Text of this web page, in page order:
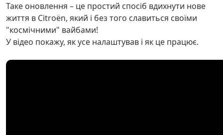
Таке оновлення – це простий спосіб вдихнути нове
життя в Citroën, який і без того славиться своїми
"космічними" вайбами!
У відео покажу, як усе налаштував і як це працює.